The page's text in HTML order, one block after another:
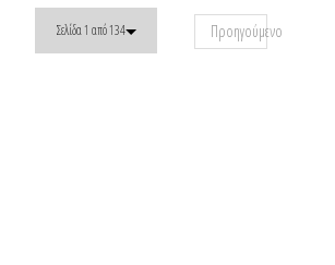
Σελίδα 1 από 134 Προηγούμενο